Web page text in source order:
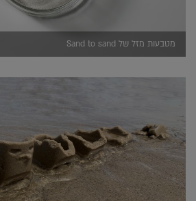
מטבעות מזל של Sand to sand